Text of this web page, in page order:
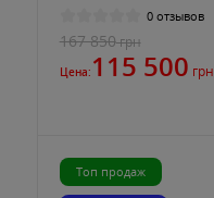
0 отзывов
167 850грн
Цена: 115 500 грн
Топ продаж